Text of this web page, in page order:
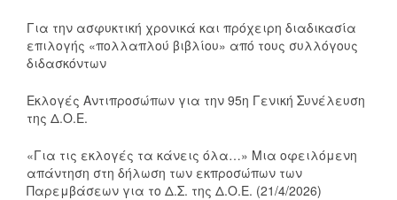
Για την ασφυκτική χρονικά και πρόχειρη διαδικασία
επιλογής «πολλαπλού βιβλίου» από τους συλλόγους
διδασκόντων
Εκλογές Αντιπροσώπων για την 95η Γενική Συνέλευση
της Δ.Ο.Ε.
«Για τις εκλογές τα κάνεις όλα…» Μια οφειλόμενη
απάντηση στη δήλωση των εκπροσώπων των
Παρεμβάσεων για το Δ.Σ. της Δ.Ο.Ε. (21/4/2026)